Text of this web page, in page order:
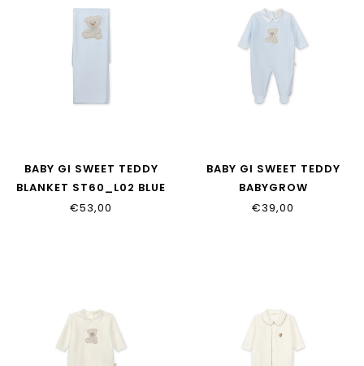
BABY GI SWEET TEDDY
BLANKET ST60_L02 BLUE
€53,00
BABY GI SWEET TEDDY
BABYGROW
ST50B_L02.V00 BLUE
€39,00